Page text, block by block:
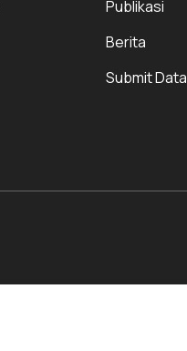
Publikasi
Berita
Submit Data